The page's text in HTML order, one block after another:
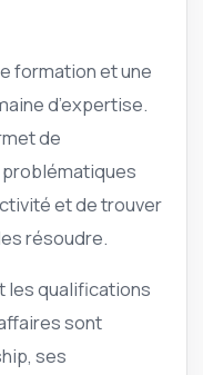
formation et une
d’expertise.
de
et de trouver
résoudre.
les qualifications
sont
ses